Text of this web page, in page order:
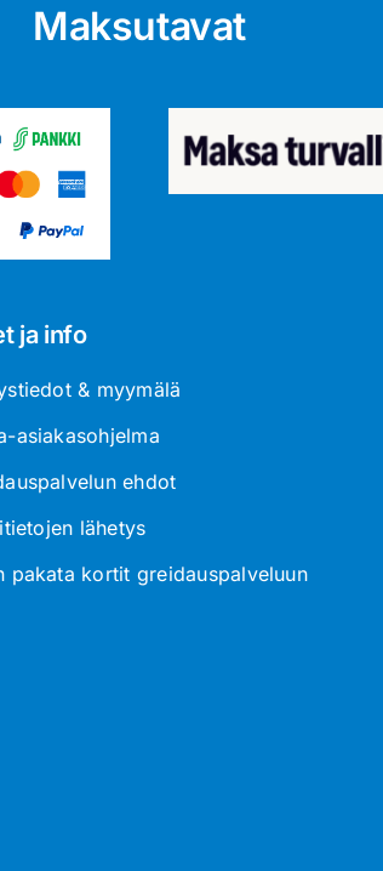
Maksutavat
ja info
& myymälä
asiakasohjelma
ehdot
lähetys
pakata kortit greidauspalveluun